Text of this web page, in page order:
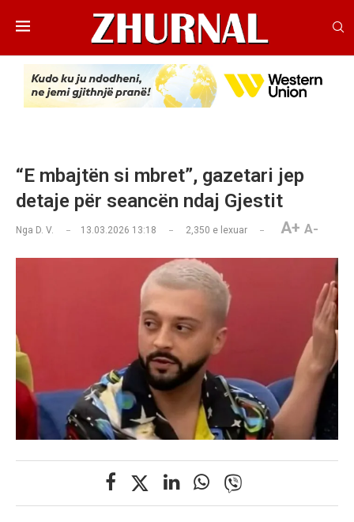
“E mbajtën si mbret”, gazetari jep
detaje për seancën ndaj Gjestit
Nga D. V. 13.03.2026 13:18 2,350 e lexuar A+ A-